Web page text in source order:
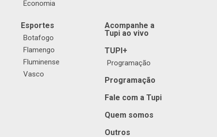
Economia
Esportes
Botafogo
Flamengo
Fluminense
Vasco
Acompanhe a
Tupi ao vivo
TUPI+
Programação
Programação
Fale com a Tupi
Quem somos
Outros